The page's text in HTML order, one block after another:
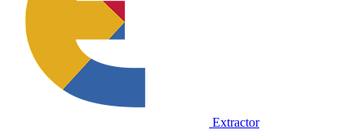
Extractor